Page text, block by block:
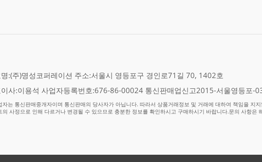
:(주)명성코퍼레이션 주소:서울시 영등포구 경인로71길 70, 1402호
사:이용석 사업자등록번호:676-86-00024 통신판매업신고2015-서울영등포-
자는 통신판매중개자이며 통신판매의 당사자가 아닙니다. 따라서 상품거래정보 및 거래에 대하여 책임을 지
의 사정으로 인해 다르거나 변경될 수 있으므로 충분한 정보를 확인하시고 구매하시기 바랍니다.문의 사항은